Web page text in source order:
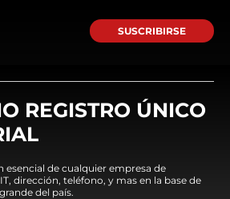
SUSCRIBIRSE
REGISTRO ÚNICO
esencial de cualquier empresa de
dirección, teléfono, y mas en la base de
del país.